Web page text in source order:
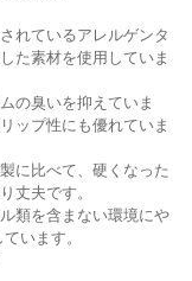
れているアレルゲンタ
た素材を使用していま
の臭いを抑えていま
ップ性にも優れていま
に比べて、硬くなった
丈夫です。
類を含まない環境にや
います。